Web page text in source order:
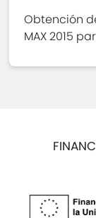
Obtención
MAX 2015